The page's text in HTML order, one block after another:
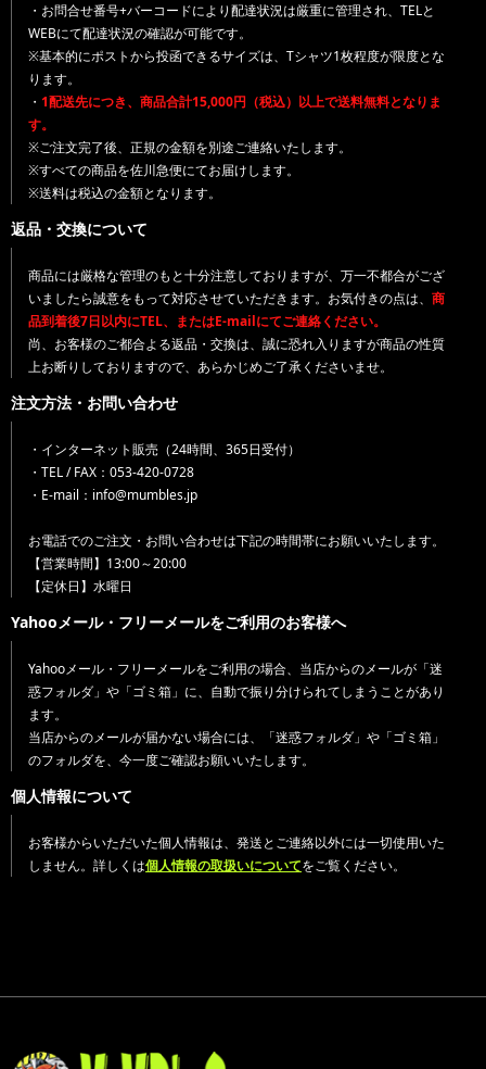
・お問合せ番号+バーコードにより配達状況は厳重に管理され、TELと
WEBにて配達状況の確認が可能です。
※基本的にポストから投函できるサイズは、Tシャツ1枚程度が限度とな
ります。
・ 1配送先につき、商品合計15,000円（税込）以上で送料無料となりま
す。
※ご注文完了後、正規の金額を別途ご連絡いたします。
※すべての商品を佐川急便にてお届けします。
※送料は税込の金額となります。
返品・交換について
商品には厳格な管理のもと十分注意しておりますが、万一不都合がござ
いましたら誠意をもって対応させていただきます。お気付きの点は、 商
品到着後7日以内にTEL、またはE-mailにてご連絡ください。
尚、お客様のご都合よる返品・交換は、誠に恐れ入りますが商品の性質
上お断りしておりますので、あらかじめご了承くださいませ。
注文方法・お問い合わせ
・インターネット販売（24時間、365日受付）
・TEL / FAX：053-420-0728
・E-mail：info@mumbles.jp
お電話でのご注文・お問い合わせは下記の時間帯にお願いいたします。
【営業時間】13:00～20:00
【定休日】水曜日
Yahooメール・フリーメールをご利用のお客様へ
Yahooメール・フリーメールをご利用の場合、当店からのメールが「迷
惑フォルダ」や「ゴミ箱」に、自動で振り分けられてしまうことがあり
ます。
当店からのメールが届かない場合には、「迷惑フォルダ」や「ゴミ箱」
のフォルダを、今一度ご確認お願いいたします。
個人情報について
お客様からいただいた個人情報は、発送とご連絡以外には一切使用いた
しません。詳しくは個人情報の取扱いについてをご覧ください。